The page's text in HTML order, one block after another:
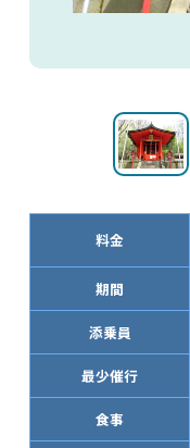
料金
期間
添乗員
最少催行
食事